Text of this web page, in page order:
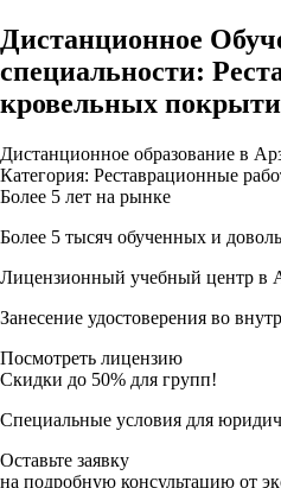
Дистанционное
специальности:
кровельных
Дистанционное образование в
Категория: Реставрационные
Более 5 лет на рынке
Более 5 тысяч обученных и
Лицензионный учебный центр в
Занесение удостоверения во
Посмотреть лицензию
Скидки до 50% для групп!
Специальные условия для
Оставьте заявку
на подробную консультацию от